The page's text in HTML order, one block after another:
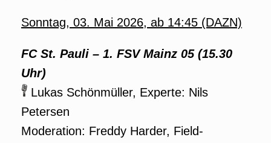
Sonntag, 03. Mai 2026, ab 14:45 (DAZN)
FC St. Pauli – 1. FSV Mainz 05 (15.30
Uhr)
Lukas Schönmüller, Experte: Nils
Petersen
Moderation: Freddy Harder, Field-